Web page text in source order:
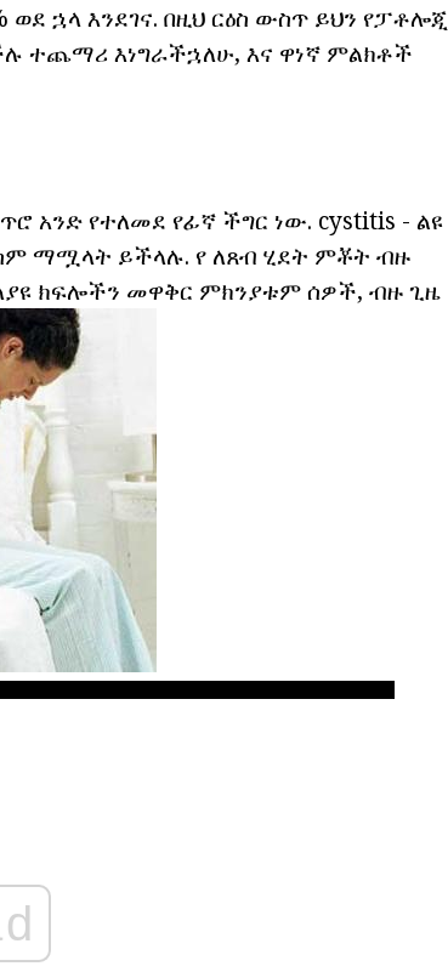
ኋላ እንደገና. በዚህ ርዕስ ውስጥ ይህን የፓቶሎጂ
ተጨማሪ እነግራችኋለሁ, እና ዋነኛ ምልክቶች
አንድ የተለመደ የፊኛ ችግር ነው. cystitis - ልዩ
ማሟላት ይችላሉ. የ ለጸብ ሂደት ምቾት ብዙ
ክፍሎችን መዋቅር ምክንያቱም ሰዎች, ብዙ ጊዜ